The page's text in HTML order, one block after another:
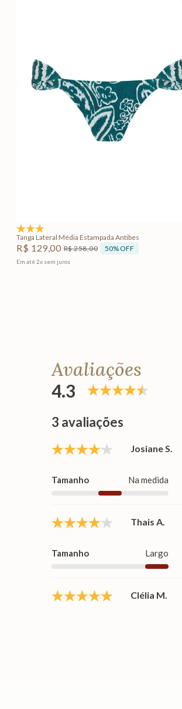
Tanga Lateral Média Estampada Antibes
R$ 129,00 R$258,00 50% OFF
Em até2x sem juros
Avaliações
4.3
3 avaliações
Josiane S.
Tamanho Na medida
Thais A.
Tamanho Largo
Clélia M.